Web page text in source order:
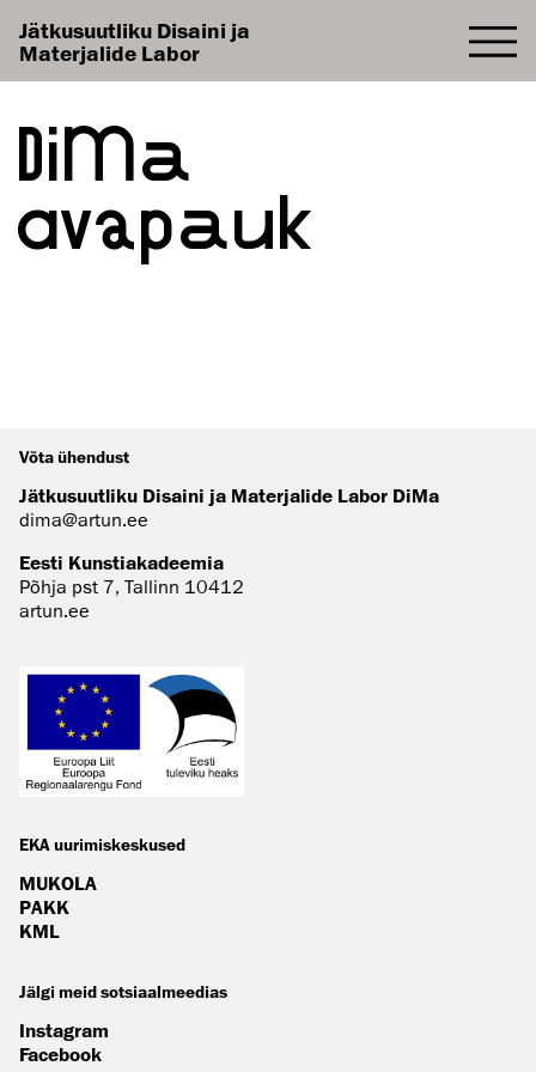
Jätkusuutliku Disaini ja
Materjalide Labor
DiMa
avapauk
Võta ühendust
Jätkusuutliku Disaini ja Materjalide Labor DiMa
dima@artun.ee
Eesti Kunstiakadeemia
Põhja pst 7, Tallinn 10412
artun.ee
EKA uurimiskeskused
MUKOLA
PAKK
KML
Jälgi meid sotsiaalmeedias
Instagram
Facebook